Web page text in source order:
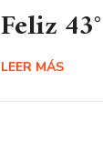
Feliz
LEER MÁS